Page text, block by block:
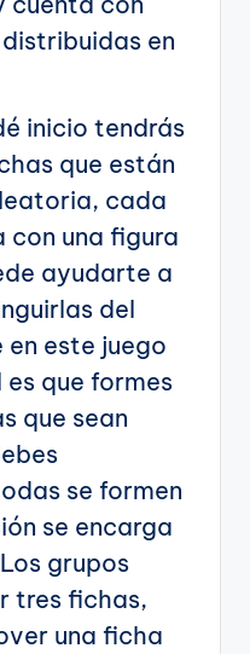
en
inicio tendrás
que están
cada
con una figura
ayudarte a
del
en este juego
que formes
que sean
se formen
se encarga
grupos
tres fichas,
una ficha